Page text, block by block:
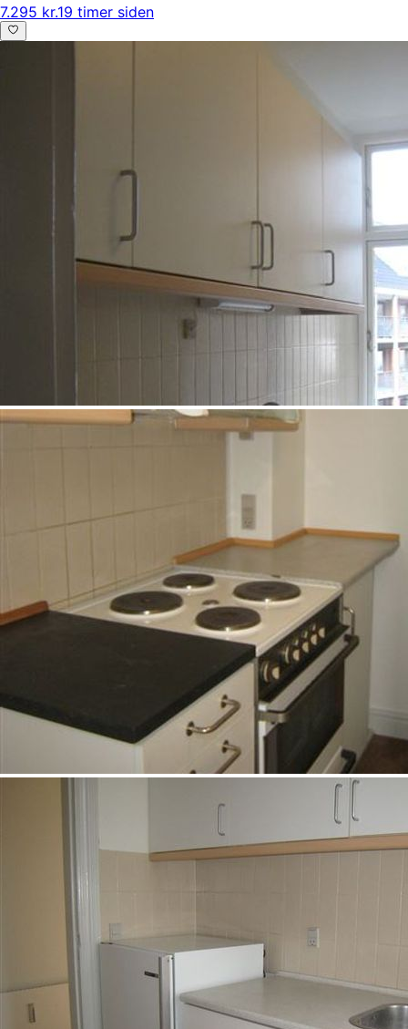
7.295 kr.19 timer siden